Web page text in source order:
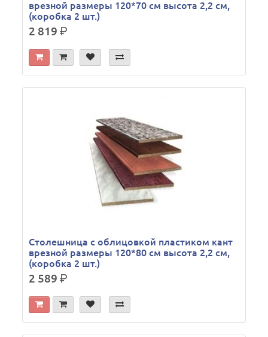
врезной размеры 120*70 см высота 2,2 см,
(коробка 2 шт.)
2 819р.
Столешница с облицовкой пластиком кант
врезной размеры 120*80 см высота 2,2 см,
(коробка 2 шт.)
2 589р.